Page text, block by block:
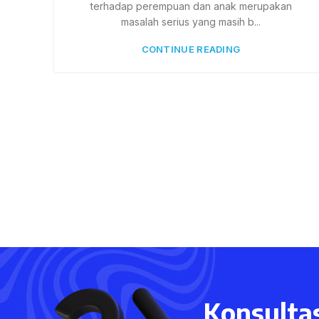
terhadap perempuan dan anak merupakan
masalah serius yang masih b...
CONTINUE READING